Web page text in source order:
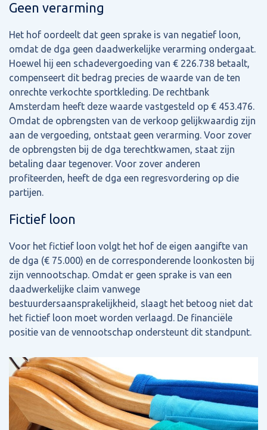
Geen verarming
Het hof oordeelt dat geen sprake is van negatief loon,
omdat de dga geen daadwerkelijke verarming ondergaat.
Hoewel hij een schadevergoeding van € 226.738 betaalt,
compenseert dit bedrag precies de waarde van de ten
onrechte verkochte sportkleding. De rechtbank
Amsterdam heeft deze waarde vastgesteld op € 453.476.
Omdat de opbrengsten van de verkoop gelijkwaardig zijn
aan de vergoeding, ontstaat geen verarming. Voor zover
de opbrengsten bij de dga terechtkwamen, staat zijn
betaling daar tegenover. Voor zover anderen
profiteerden, heeft de dga een regresvordering op die
partijen.
Fictief loon
Voor het fictief loon volgt het hof de eigen aangifte van
de dga (€ 75.000) en de corresponderende loonkosten bij
zijn vennootschap. Omdat er geen sprake is van een
daadwerkelijke claim vanwege
bestuurdersaansprakelijkheid, slaagt het betoog niet dat
het fictief loon moet worden verlaagd. De financiële
positie van de vennootschap ondersteunt dit standpunt.